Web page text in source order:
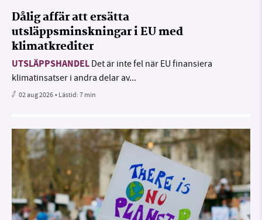
Dålig affär att ersätta
utsläppsminskningar i EU med
klimatkrediter
UTSLÄPPSHANDEL Det är inte fel när EU finansiera
klimatinsatser i andra delar av...
02 aug 2026• Lästid:7 min